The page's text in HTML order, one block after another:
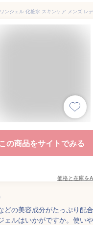
この商品をサイトでみる
価格と在庫を
どの美容成分がたっぷり配
ェルはいかがですか。使い